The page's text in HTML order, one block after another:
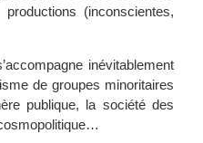
(inconscientes,
inévitablement
de groupes minoritaires
publique, la société des